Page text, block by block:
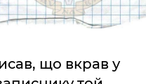
що вкрав у